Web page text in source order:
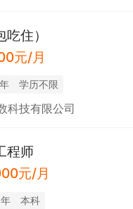
住）
元/月
学历不限
科技有限公司
程师
元/月
本科